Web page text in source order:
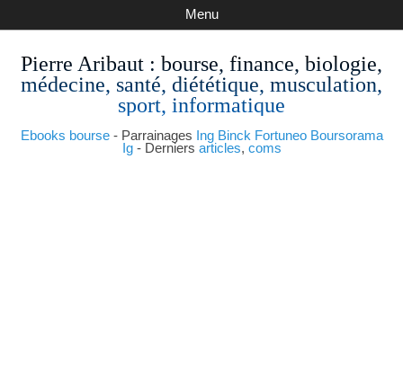
Pierre Aribaut : bourse, finance, biologie,
médecine, santé, diététique, musculation,
sport, informatique
Ebooks bourse- Parrainages Ing Binck Fortuneo Boursorama
Ig- Derniers articles, coms
Menu